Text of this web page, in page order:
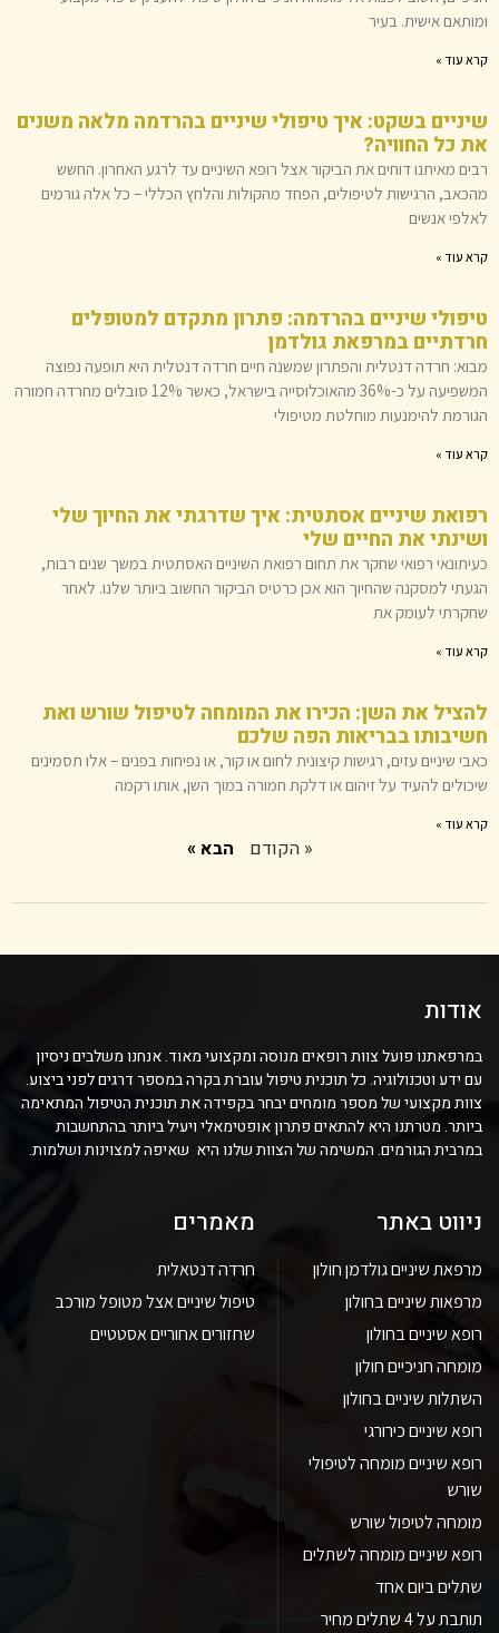
ומותאם אישית. בעיר
קרא עוד »
שיניים בשקט: איך טיפולי שיניים בהרדמה מלאה משנים
את כל החוויה?
רבים מאיתנו דוחים את הביקור אצל רופא השיניים עד לרגע האחרון. החשש
מהכאב, הרגישות לטיפולים, הפחד מהקולות והלחץ הכללי – כל אלה גורמים
לאלפי אנשים
קרא עוד »
טיפולי שיניים בהרדמה: פתרון מתקדם למטופלים
חרדתיים במרפאת גולדמן
מבוא: חרדה דנטלית והפתרון שמשנה חיים חרדה דנטלית היא תופעה נפוצה
המשפיעה על כ-36% מהאוכלוסייה בישראל, כאשר 12% סובלים מחרדה חמורה
הגורמת להימנעות מוחלטת מטיפולי
קרא עוד »
רפואת שיניים אסתטית: איך שדרגתי את החיוך שלי
ושינתי את החיים שלי
כעיתונאי רפואי שחקר את תחום רפואת השיניים האסתטית במשך שנים רבות,
הגעתי למסקנה שהחיוך הוא אכן כרטיס הביקור החשוב ביותר שלנו. לאחר
שחקרתי לעומק את
קרא עוד »
להציל את השן: הכירו את המומחה לטיפול שורש ואת
חשיבותו בבריאות הפה שלכם
כאבי שיניים עזים, רגישות קיצונית לחום או קור, או נפיחות בפנים – אלו תסמינים
שיכולים להעיד על זיהום או דלקת חמורה במוך השן, אותו רקמה
קרא עוד »
« הקודם הבא »
אודות
במרפאתנו פועל צוות רופאים מנוסה ומקצועי מאוד. אנחנו משלבים ניסיון
עם ידע וטכנולוגיה. כל תוכנית טיפול עוברת בקרה במספר דרגים לפני ביצוע.
צוות מקצועי של מספר מומחים יבחר בקפידה את תוכנית הטיפול המתאימה
ביותר. מטרתנו היא להתאים פתרון אופטימאלי ויעיל ביותר בהתחשבות
במרבית הגורמים. המשימה של הצוות שלנו היא שאיפה למצוינות ושלמות.
ניווט באתר
מרפאת שיניים גולדמן חולון
מרפאות שיניים בחולון
רופא שיניים בחולון
מומחה חניכיים חולון
השתלות שיניים בחולון
רופא שיניים כירורגי
רופא שיניים מומחה לטיפולי
שורש
מומחה לטיפול שורש
רופא שיניים מומחה לשתלים
שתלים ביום אחד
תותבת על 4 שתלים מחיר
מאמרים
חרדה דנטאלית
טיפול שיניים אצל מטופל מורכב
שחזורים אחוריים אסטטיים